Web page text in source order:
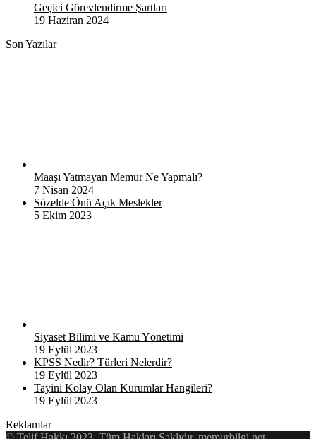
Geçici Görevlendirme Şartları
19 Haziran 2024
Son Yazılar
Maaşı Yatmayan Memur Ne Yapmalı?
7 Nisan 2024
Sözelde Önü Açık Meslekler
5 Ekim 2023
Siyaset Bilimi ve Kamu Yönetimi
19 Eylül 2023
KPSS Nedir? Türleri Nelerdir?
19 Eylül 2023
Tayini Kolay Olan Kurumlar Hangileri?
19 Eylül 2023
Reklamlar